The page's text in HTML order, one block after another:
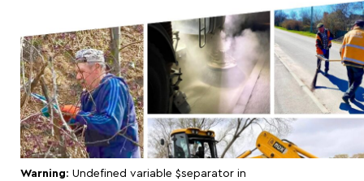
Warning: Undefined variable $separator in